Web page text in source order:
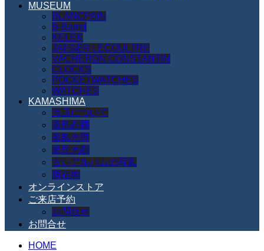
MUSEUM
BLANCPAIN
B-Barrel
KELEK
JAEGER LECOULTRE
VACHERON CONSTANTIN
CLOCKS
POCKETWATCHES
WATCHES
KAMASHIMA
当店について
釜島顕勝
釜島光男
釜島光顕
古いアルバムの写真
所在地
オンラインストア
ご来店予約
お問合せ
お問合せ
HOME